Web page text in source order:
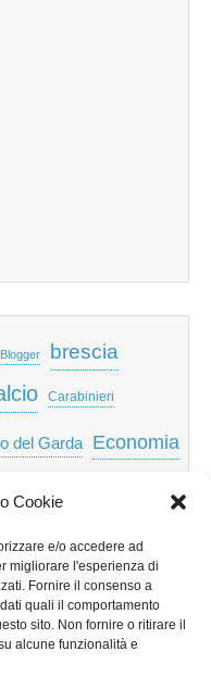
Cookie
e/o accedere ad
migliorare l'esperienza di
Fornire il consenso a
quali il comportamento
sito. Non fornire o ritirare il
alcune funzionalità e
Blogger brescia
Carabinieri
del Garda Economia
Nera news Notizie
di Brescia